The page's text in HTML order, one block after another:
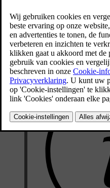
Bijgewerkt 04/04/2025
De bagageafdekking wordt
Wanneer het scherm van de
uitgeschoven, wordt het